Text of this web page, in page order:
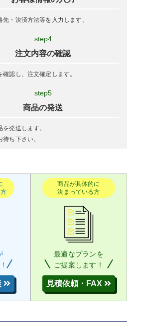
先・決済方法等を入力します。
step4
注文内容の確認
確認し、注文確定します。
step5
商品の発送
発送します。
ち下さい。
商品が具体的に
決まっている方
最適なプランを
ご提案します！
見積依頼・FAX